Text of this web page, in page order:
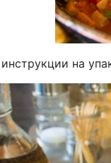
на